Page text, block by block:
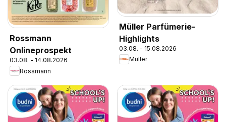
Rossmann
Onlineprospekt
03.08. - 14.08.2026
Rossmann
Müller Parfümerie-
Highlights
03.08. - 15.08.2026
Müller